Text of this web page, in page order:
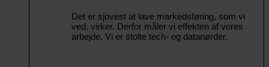
Det er sjovest at lave markedsføring, som vi
ved, virker. Derfor måler vi effekten af vores
arbejde. Vi er stolte tech- og datanørder.